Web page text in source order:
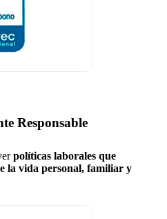
Responsable
políticas laborales que
la vida personal, familiar y